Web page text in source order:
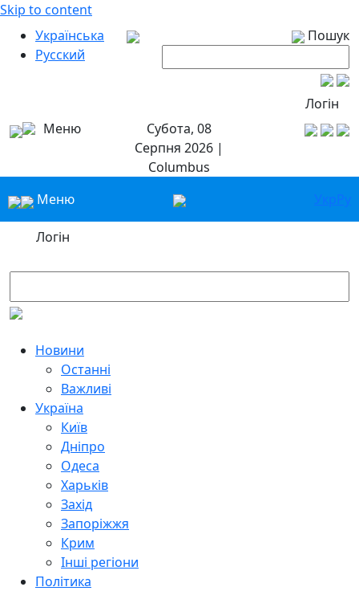
Skip to content
Українська
Русский
Пошук
Логін
Меню
Субота, 08
Серпня 2026 |
Columbus
Меню
УкрРу
Логін
Новини
Останні
Важливі
Україна
Київ
Дніпро
Одеса
Харьків
Захід
Запоріжжя
Крим
Інші регіони
Політика